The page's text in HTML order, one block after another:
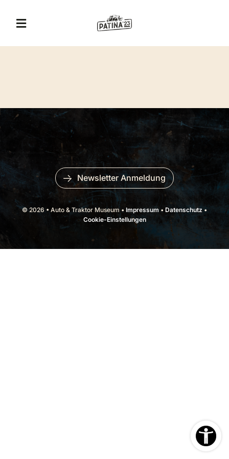
Inhalt
Toggle
Eventlocation
Veranstaltungen
Erlebnis-Gutschein
Newsletter Anmeldung
© 2026 • Auto & Traktor Museum • Impressum • Datenschutz •
Cookie-Einstellungen